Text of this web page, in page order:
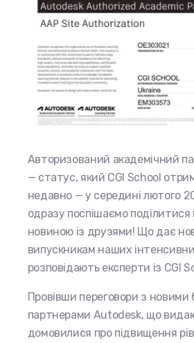
Авторизований академічний
— статус, який CGI School
недавно — у середині лютого
одразу поспішаємо
новиною із друзями! Що дає
випускникам наших
розповідають експерти із CGI
Провівши переговори з новими
партнерами Autodesk, що
домовилися про підвищення